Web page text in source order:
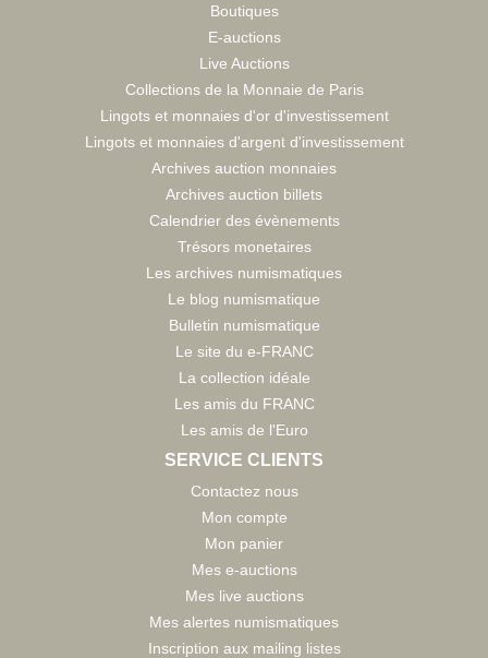
Boutiques
E-auctions
Live Auctions
Collections de la Monnaie de Paris
Lingots et monnaies d'or d'investissement
Lingots et monnaies d'argent d'investissement
Archives auction monnaies
Archives auction billets
Calendrier des évènements
Trésors monetaires
Les archives numismatiques
Le blog numismatique
Bulletin numismatique
Le site du e-FRANC
La collection idéale
Les amis du FRANC
Les amis de l'Euro
SERVICE CLIENTS
Contactez nous
Mon compte
Mon panier
Mes e-auctions
Mes live auctions
Mes alertes numismatiques
Inscription aux mailing listes